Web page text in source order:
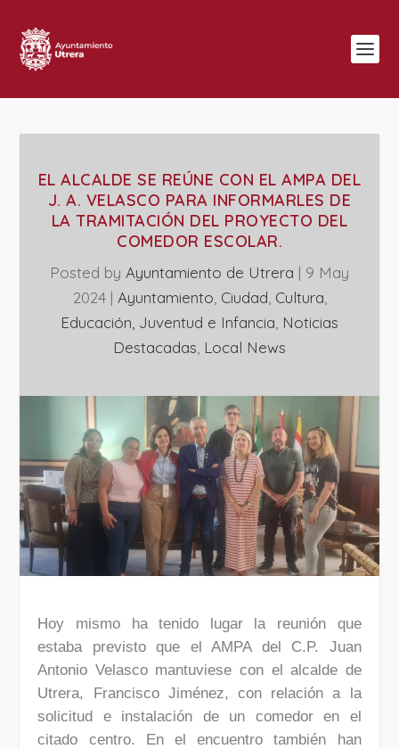
EL ALCALDE SE REÚNE CON EL AMPA DEL
J. A. VELASCO PARA INFORMARLES DE
LA TRAMITACIÓN DEL PROYECTO DEL
COMEDOR ESCOLAR.
Posted by Ayuntamiento de Utrera | 9 May
2024| Ayuntamiento Ciudad Cultura
Educación, Juventud e Infancia Noticias
Destacadas Local News
Hoy mismo ha tenido lugar la reunión que
estaba previsto que el AMPA del C.P. Juan
Antonio Velasco mantuviese con el alcalde de
Utrera, Francisco Jiménez, con relación a la
solicitud e instalación de un comedor en el
citado centro. En el encuentro también han